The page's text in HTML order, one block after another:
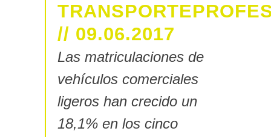
// 09.06.2017
Las matriculaciones de
vehículos comerciales
ligeros han crecido un
18,1% en los cinco